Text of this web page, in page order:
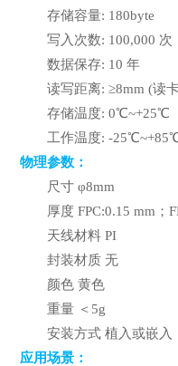
存储容量: 180byte
写入次数: 100,000 次
数据保存: 10 年
读写距离: ≥8mm (读
存储温度: 0℃~+25℃
工作温度: -
物理参数：
尺寸 φ8mm
厚度 FPC:0.15 mm；
天线材料 PI
封装材质 无
颜色 黄色
重量 ＜5g
安装方式 植入或嵌入
应用场景：